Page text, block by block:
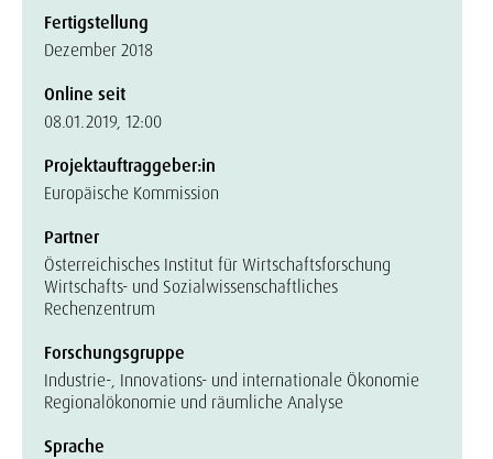
Fertigstellung
Dezember 2018
Online seit
08.01.2019, 12:00
Projektauftraggeber:in
Europäische Kommission
Partner
Österreichisches Institut für Wirtschaftsforschung
Wirtschafts- und Sozialwissenschaftliches
Rechenzentrum
Forschungsgruppe
Industrie-, Innovations- und internationale Ökonomie
Regionalökonomie und räumliche Analyse
Sprache